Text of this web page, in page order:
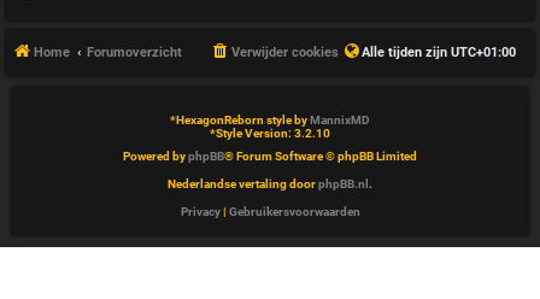
A Home Forumoverzicht Alle tijden zijn UTC+01:00
Verwijder cookies
*HexagonReborn style byMannixMD
*Style Version: 3.2.10
Powered byphpBB® Forum Software © phpBB Limited
Nederlandse vertaling doorphpBB.nl .
Privacy| Gebruikersvoorwaarden